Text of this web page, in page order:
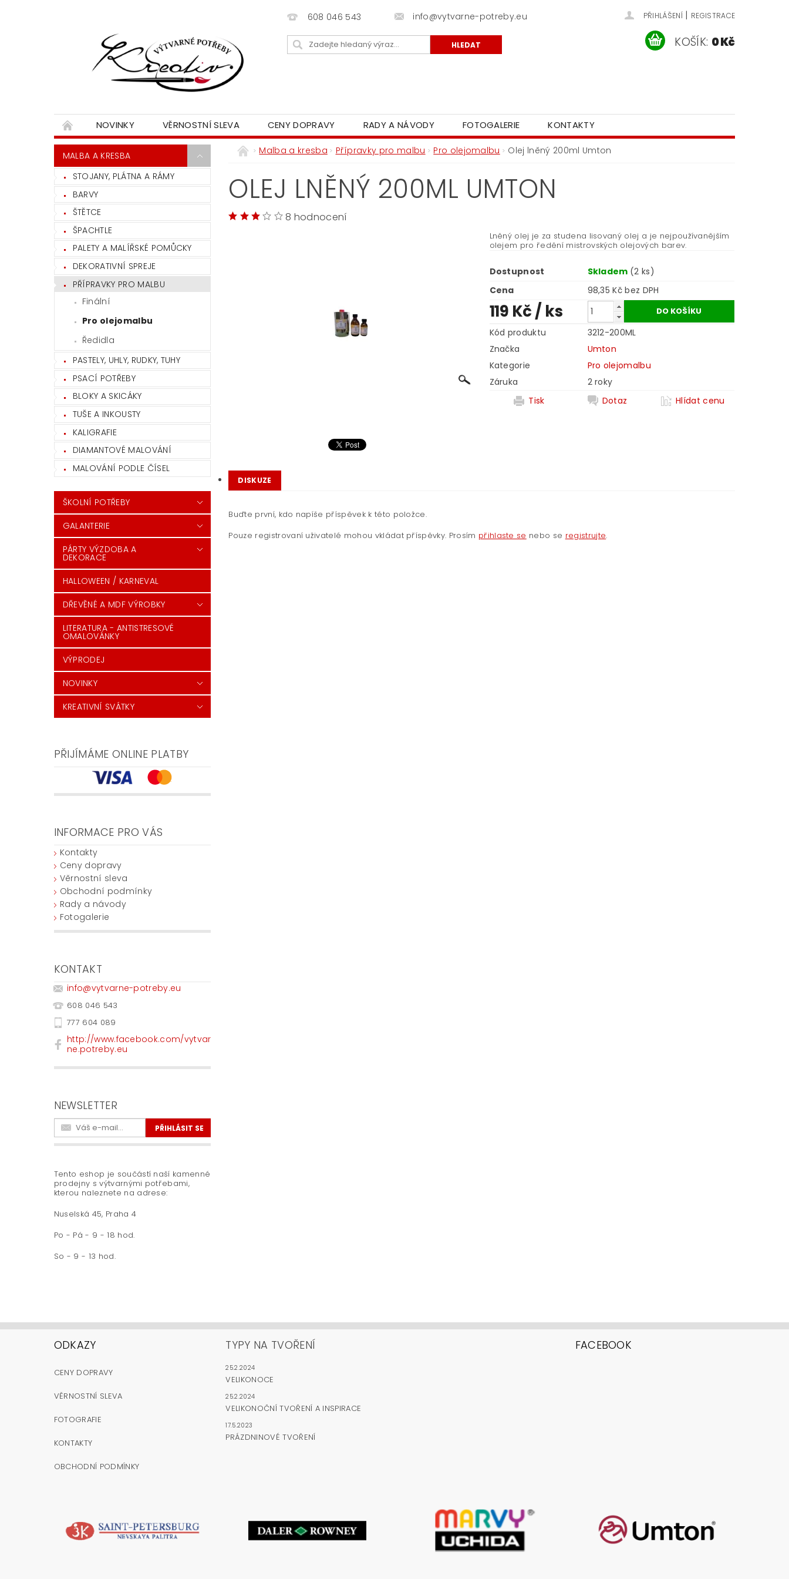
608 046 543 info@vytvarne-potreby.eu PŘIHLÁŠENÍ | REGISTRACE
KOŠÍK: 0 Kč
NOVINKY VĚRNOSTNÍ SLEVA CENY DOPRAVY RADY A NÁVODY FOTOGALERIE KONTAKTY
MALBA A KRESBA
STOJANY, PLÁTNA A RÁMY
BARVY
ŠTĚTCE
ŠPACHTLE
PALETY A MALÍŘSKÉ POMŮCKY
DEKORATIVNÍ SPREJE
PŘÍPRAVKY PRO MALBU
Finální
Pro olejomalbu
Ředidla
PASTELY, UHLY, RUDKY, TUHY
PSACÍ POTŘEBY
BLOKY A SKICÁKY
TUŠE A INKOUSTY
KALIGRAFIE
DIAMANTOVÉ MALOVÁNÍ
MALOVÁNÍ PODLE ČÍSEL
ŠKOLNÍ POTŘEBY
GALANTERIE
PÁRTY VÝZDOBA A
DEKORACE
HALLOWEEN / KARNEVAL
DŘEVĚNÉ A MDF VÝROBKY
LITERATURA - ANTISTRESOVÉ
OMALOVÁNKY
VÝPRODEJ
NOVINKY
KREATIVNÍ SVÁTKY
PŘIJÍMÁME ONLINE PLATBY
INFORMACE PRO VÁS
Kontakty
Ceny dopravy
Věrnostní sleva
Obchodní podmínky
Rady a návody
Fotogalerie
KONTAKT
info@vytvarne-potreby.eu
608 046 543
777 604 089
http://www.facebook.com/vytvar
ne.potreby.eu
NEWSLETTER
Tento eshop je součástí naší kamenné
prodejny s výtvarnými potřebami,
kterou naleznete na adrese:
Nuselská 45, Praha 4
Po - Pá - 9 - 18 hod.
So - 9 - 13 hod.
Malba a kresba Přípravky pro malbu Pro olejomalbu Olej lněný 200ml Umton
OLEJ LNĚNÝ 200ML UMTON
8 hodnocení
Lněný olej je za studena lisovaný olej a je nejpoužívanějším
olejem pro ředění mistrovských olejových barev.
Dostupnost Skladem (2 ks)
Cena
98,35 Kč bez DPH
119 Kč/ ks
Kód produktu
3212-200ML
Značka
Umton
Kategorie
Pro olejomalbu
Záruka
2 roky
Tisk
Dotaz Hlídat cenu
DISKUZE
Buďte první, kdo napíše příspěvek k této položce.
Pouze registrovaní uživatelé mohou vkládat příspěvky. Prosím přihlaste se nebo se registrujte.
ODKAZY
CENY DOPRAVY
VĚRNOSTNÍ SLEVA
FOTOGRAFIE
KONTAKTY
OBCHODNÍ PODMÍNKY
TYPY NA TVOŘENÍ
25.2.2024
VELIKONOCE
25.2.2024
VELIKONOČNÍ TVOŘENÍ A INSPIRACE
17.5.2023
PRÁZDNINOVÉ TVOŘENÍ
FACEBOOK